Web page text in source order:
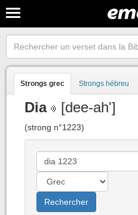
Strongs grec Strongs hébreu
Dia [dee-ah']
(strong n°1223)
Rechercher